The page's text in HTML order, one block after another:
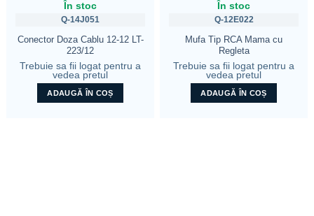
În stoc
Q-14J051
Conector Doza Cablu 12-12 LT-
223/12
Trebuie sa fii logat pentru a
vedea pretul
ADAUGĂ ÎN COȘ
În stoc
Q-12E022
Mufa Tip RCA Mama cu
Regleta
Trebuie sa fii logat pentru a
vedea pretul
ADAUGĂ ÎN COȘ